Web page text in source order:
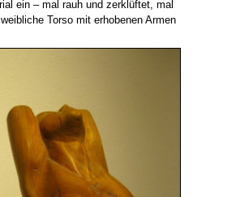
ein – mal rauh und zerklüftet, mal
Torso mit erhobenen Armen